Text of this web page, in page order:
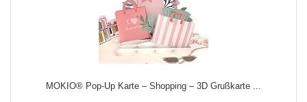
MOKIO® Pop-Up Karte – Shopping – 3D Grußkarte ...